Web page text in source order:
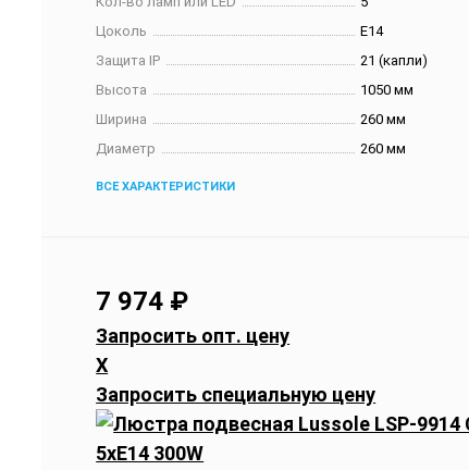
Цоколь
E14
Защита IP
21 (капли)
Высота
1050 мм
Ширина
260 мм
Диаметр
260 мм
ВСЕ ХАРАКТЕРИСТИКИ
7 974 ₽
Запросить опт. цену
X
Запросить специальную цену